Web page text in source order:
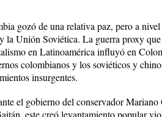
gozó de una relativa paz, pero a
la Unión Soviética. La guerra proxy
en Latinoamérica influyó en
colombianos y los soviéticos y
insurgentes.
el gobierno del conservador
este creó levantamiento popular